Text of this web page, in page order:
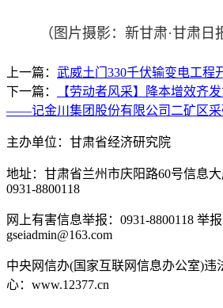
（图片摄影：新甘肃·甘肃
上一篇： 武威土门330千伏输变电工程
下一篇：
【劳动者风采】降本增效齐
——记金川集团股份有限公司二矿区采
主办单位：甘肃省经济研究院
地址：甘肃省兰州市庆阳路60号信息大
0931-8800118
网上有害信息举报：0931-8800118 举报
gseiadmin@163.com
中央网信办(国家互联网信息办公室)违
心：www.12377.cn